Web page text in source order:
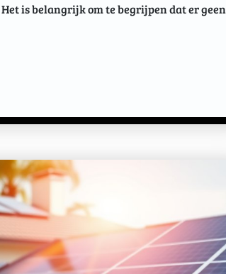
is belangrijk om te begrijpen dat er geen